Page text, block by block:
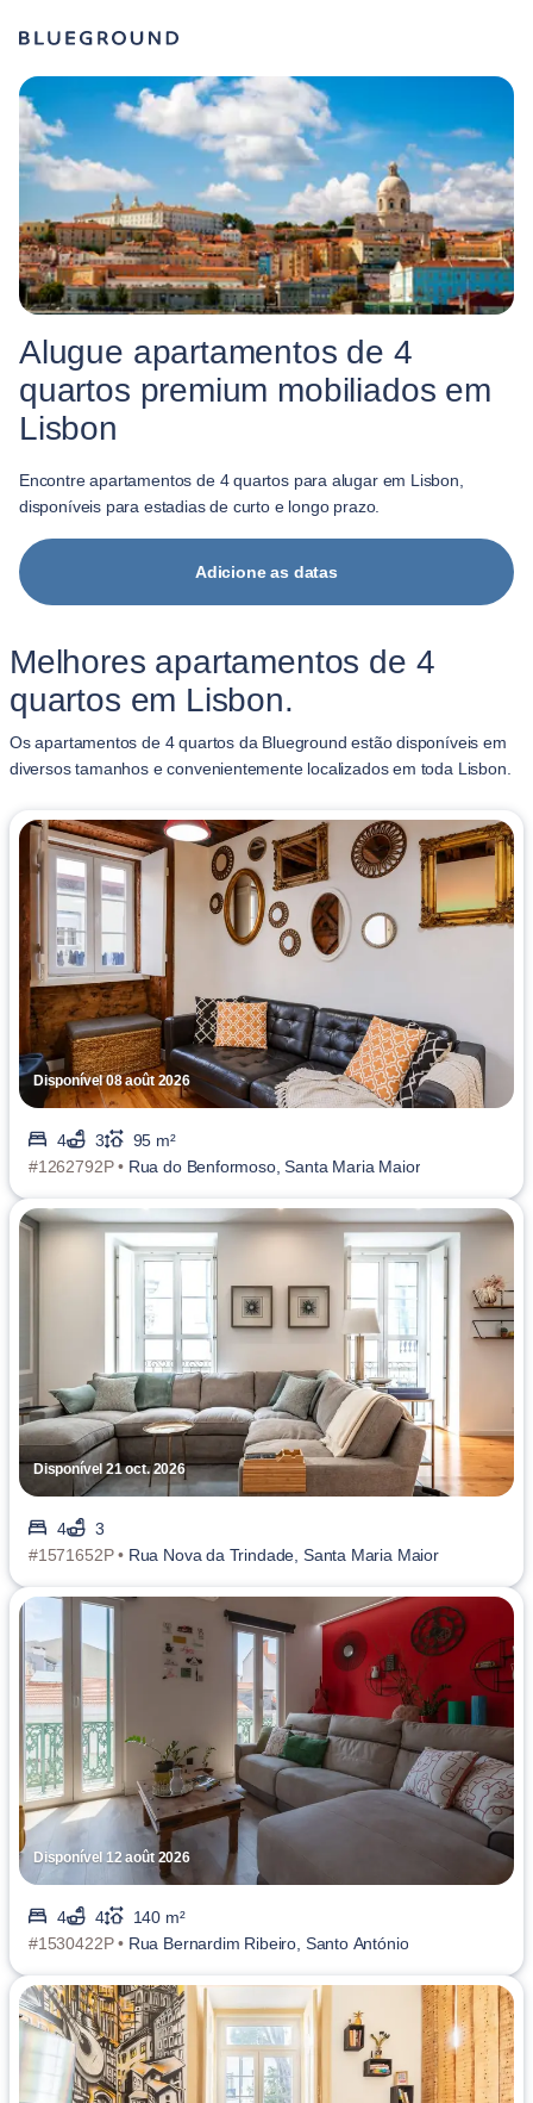
Alugue apartamentos de 4
quartos premium mobiliados em
Lisbon
Encontre apartamentos de 4 quartos para alugar em Lisbon,
disponíveis para estadias de curto e longo prazo.
Adicione as datas
Melhores apartamentos de 4
quartos em Lisbon.
Os apartamentos de 4 quartos da Blueground estão disponíveis em
diversos tamanhos e convenientemente localizados em toda Lisbon.
Disponível 08 août 2026
4 3
95 m²
#1262792P • Rua do Benformoso, Santa Maria Maior
Disponível 21 oct. 2026
4
3
#1571652P • Rua Nova da Trindade, Santa Maria Maior
Disponível 12 août 2026
4 4
140 m²
#1530422P • Rua Bernardim Ribeiro, Santo António